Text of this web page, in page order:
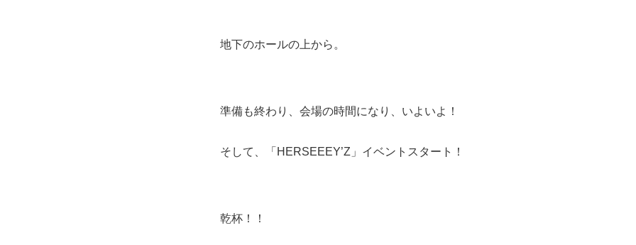
地下のホールの上から。
準備も終わり、会場の時間になり、いよいよ！
そして、「HERSEEEY’Z」イベントスタート！
乾杯！！